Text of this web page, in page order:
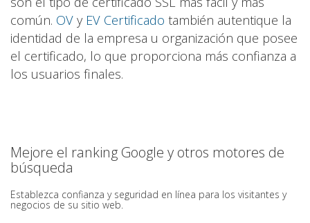
común. OV y EV Certificado también autentique la
identidad de la empresa u organización que posee
el certificado, lo que proporciona más confianza a
los usuarios finales.
Mejore el ranking Google y otros motores de
búsqueda
Establezca confianza y seguridad en línea para los visitantes y
negocios de su sitio web.